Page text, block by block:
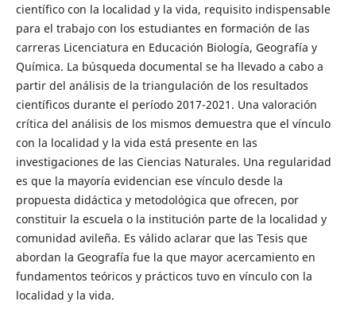
científico con la localidad y la vida, requisito indispensable
para el trabajo con los estudiantes en formación de las
carreras Licenciatura en Educación Biología, Geografía y
Química. La búsqueda documental se ha llevado a cabo a
partir del análisis de la triangulación de los resultados
científicos durante el período 2017-2021. Una valoración
crítica del análisis de los mismos demuestra que el vínculo
con la localidad y la vida está presente en las
investigaciones de las Ciencias Naturales. Una regularidad
es que la mayoría evidencian ese vínculo desde la
propuesta didáctica y metodológica que ofrecen, por
constituir la escuela o la institución parte de la localidad y
comunidad avileña. Es válido aclarar que las Tesis que
abordan la Geografía fue la que mayor acercamiento en
fundamentos teóricos y prácticos tuvo en vínculo con la
localidad y la vida.